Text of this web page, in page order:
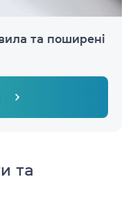
та поширені
та